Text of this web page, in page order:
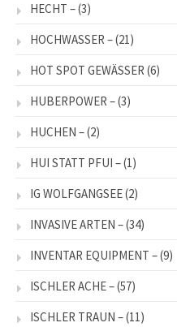
HECHT –(3)
HOCHWASSER –(21)
HOT SPOT GEWÄSSER (6)
HUBERPOWER –(3)
HUCHEN –(2)
HUI STATT PFUI –(1)
IG WOLFGANGSEE(2)
INVASIVE ARTEN –(34)
INVENTAR EQUIPMENT –(9)
ISCHLER ACHE –(57)
ISCHLER TRAUN –(11)